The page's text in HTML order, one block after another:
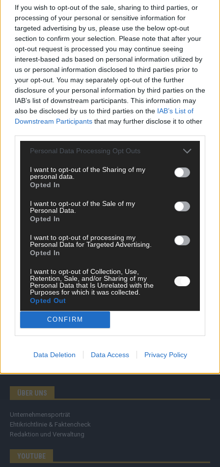
If you wish to opt-out of the sale, sharing to third parties, or
processing of your personal or sensitive information for
targeted advertising by us, please use the below opt-out
section to confirm your selection. Please note that after your
opt-out request is processed you may continue seeing
interest-based ads based on personal information utilized by
us or personal information disclosed to third parties prior to
your opt-out. You may separately opt-out of the further
disclosure of your personal information by third parties on the
IAB’s list of downstream participants. This information may
also be disclosed by us to third parties on the IAB’s List of
Downstream Participants that may further disclose it to other
Personal Data Processing Opt Outs
I want to opt-out of the Sharing of my
personal data.
Opted In
I want to opt-out of the Sale of my
Personal Data.
Opted In
I want to opt-out of processing my
Personal Data for Targeted Advertising.
Opted In
I want to opt-out of Collection, Use,
Retention, Sale, and/or Sharing of my
Personal Data that Is Unrelated with the
Purposes for which it was collected.
Opted Out
CONFIRM
Data Deletion Data Access Privacy Policy
ANZEIGE
SCHNELL ZUM RESSORT
Nachrichten
Ratgeber
Wissen
Kommentar
Streams & Storys
Eurovision
FLASH – DAS VIDEOPORTAL
ÜBER UNS
Unternehmensporträt
Ehtikrichtlinie & Faktencheck
Redaktion und Verwaltung
YOUTUBE